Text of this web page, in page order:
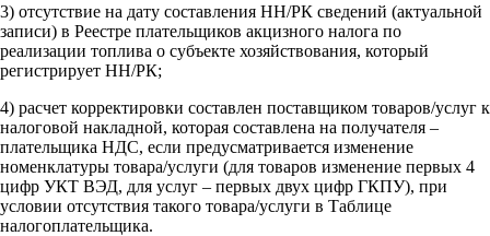
3) отсутствие на дату составления НН/РК сведений (актуальной
записи) в Реестре плательщиков акцизного налога по
реализации топлива о субъекте хозяйствования, который
регистрирует НН/РК;
4) расчет корректировки составлен поставщиком товаров/услуг к
налоговой накладной, которая составлена на получателя –
плательщика НДС, если предусматривается изменение
номенклатуры товара/услуги (для товаров изменение первых 4
цифр УКТ ВЭД, для услуг – первых двух цифр ГКПУ), при
условии отсутствия такого товара/услуги в Таблице
налогоплательщика.